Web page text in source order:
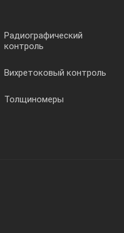
Радиографический
контроль
Вихретоковый контроль
Толщиномеры